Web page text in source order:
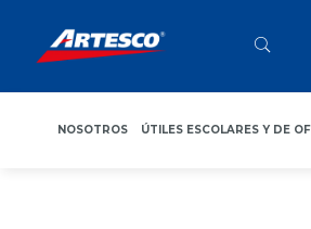
NOSOTROS ÚTILES ESCOLARES Y DE